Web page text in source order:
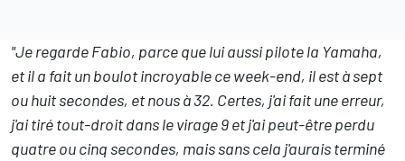
"Je regarde Fabio, parce que lui aussi pilote la Yamaha,
et il a fait un boulot incroyable ce week-end, il est à sept
ou huit secondes, et nous à 32. Certes, j'ai fait une erreur,
j'ai tiré tout-droit dans le virage 9 et j'ai peut-être perdu
quatre ou cinq secondes, mais sans cela j'aurais terminé